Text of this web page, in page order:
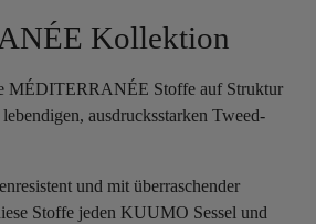
Kollektion
MÉDITERRANÉE Stoffe auf Struktur
ausdrucksstarken Tweed-
und mit überraschender
Stoffe jeden KUUMO Sessel und